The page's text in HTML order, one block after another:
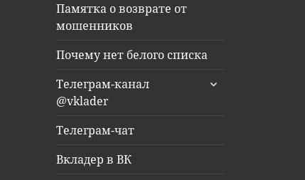
Памятка о возврате от
мошенников
Почему нет белого списка
Телеграм-канал
@vklader
раскрыть
Телеграм-чат
Вкладер в ВК